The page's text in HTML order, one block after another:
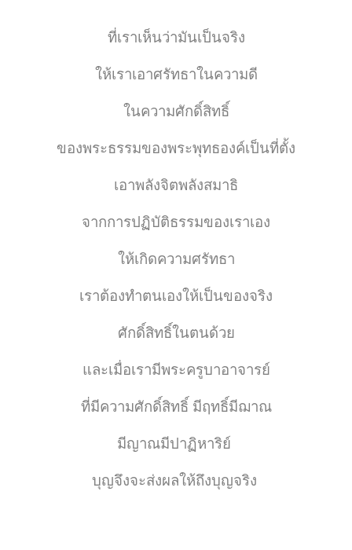
ที่เราเห็นว่ามันเป็นจริง
ให้เราเอาศรัทธาในความดี
ในความศักดิ์สิทธิ์
ของพระธรรมของพระพุทธองค์เป็นที่ตั้ง
เอาพลังจิตพลังสมาธิ
จากการปฏิบัติธรรมของเราเอง
ให้เกิดความศรัทธา
เราต้องทำตนเองให้เป็นของจริง
ศักดิ์สิทธิ์ในตนด้วย
และเมื่อเรามีพระครูบาอาจารย์
ที่มีความศักดิ์สิทธิ์ มีฤทธิ์มีฌาณ
มีญาณมีปาฏิหาริย์
บุญจึงจะส่งผลให้ถึงบุญจริง